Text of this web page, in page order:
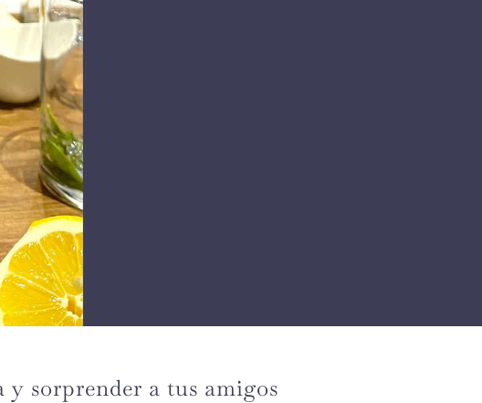
sorprender a tus amigos